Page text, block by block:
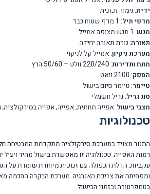
ידית: גימור זכוכית
מדפי תיל: 1 מדף שטוח כבד
מגש: 1 מגש מצופה אמייל
תאורה: נורת תאורה יחידה
מערכת ניקיון: אמייל קל לניקוי
מתח ותדירות: 220/240 וולט – 50/60 הרץ
הספק: 2100 וואט
טיימר: טיימר סיום בישול
סוג גריל: גריל חשמלי
מצבי בישול: אפייה תחתית, אפייה, אפייה בסירקולציה,
טכנולוגיות
התנור מצויד במערכת סירקולציה מתקדמת המבטיחה
רמות האפייה. טכנולוגיה זו מאפשרת בישול מהיר
עקביות. הדלת הכפולה עם זכוכית מיוחדת שומרת על
ומפחיתה את צריכת האנרגיה. מערכת הבקרה החכמה
בטמפרטורה ובזמני הבישול.